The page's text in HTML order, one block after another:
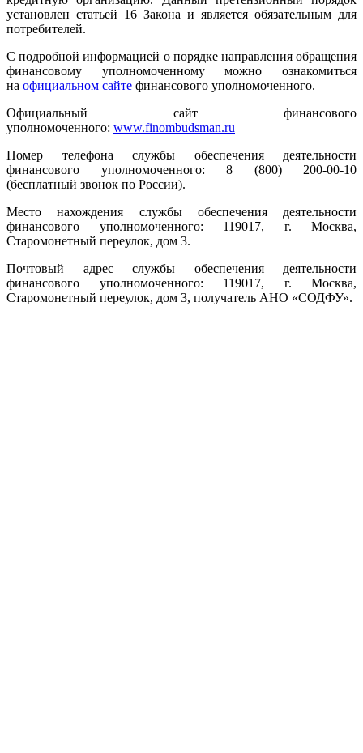
установлен статьей 16 Закона и является обязательным для
потребителей.
С подробной информацией о порядке направления обращения
финансовому уполномоченному можно ознакомиться
на официальном сайте финансового уполномоченного.
Официальный сайт финансового
уполномоченного: www.finombudsman.ru
Номер телефона службы обеспечения деятельности
финансового уполномоченного: 8 (800) 200-00-10
(бесплатный звонок по России).
Место нахождения службы обеспечения деятельности
финансового уполномоченного: 119017, г. Москва,
Старомонетный переулок, дом 3.
Почтовый адрес службы обеспечения деятельности
финансового уполномоченного: 119017, г. Москва,
Старомонетный переулок, дом 3, получатель АНО «СОДФУ».